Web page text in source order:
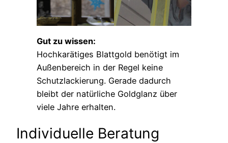
Gut zu wissen:
Hochkarätiges Blattgold benötigt im
Außenbereich in der Regel keine
Schutzlackierung. Gerade dadurch
bleibt der natürliche Goldglanz über
viele Jahre erhalten.
Individuelle Beratung